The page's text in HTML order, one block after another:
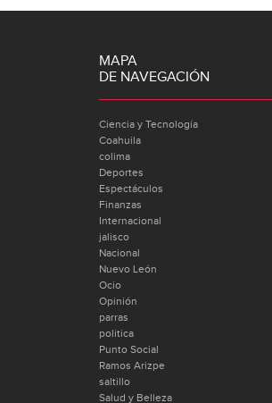
MAPA
DE NAVEGACIÓN
Ciencia y Tecnología
Coahuila
colima
Deportes
Espectáculos
Finanzas
Internacional
jalisco
Nacional
Nuevo León
Ocio
Opinión
parras
politica
Punto Social
Ramos Arizpe
saltillo
Salud y Belleza